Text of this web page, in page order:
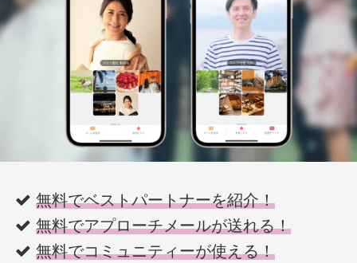
無料でベストパートナーを紹介！
無料でアプローチメールが送れる！
無料でコミュニティーが使える！